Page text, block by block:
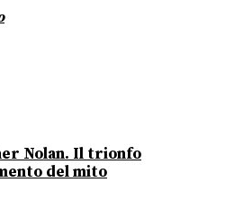
Nolan. Il trionfo
del mito